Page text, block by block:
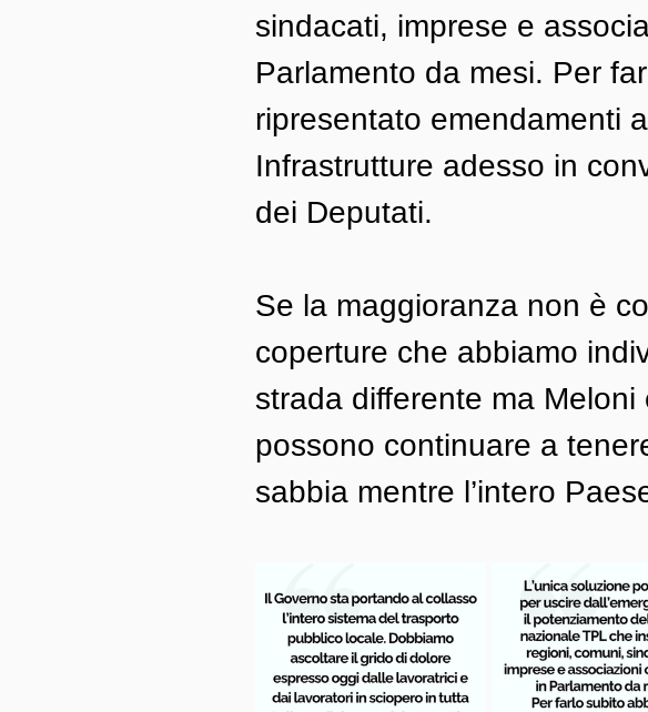
sindacati, imprese e
Parlamento da mesi. Per
ripresentato emendamenti
Infrastrutture adesso in
dei Deputati.
Se la maggioranza non è
coperture che abbiamo
strada differente ma Meloni
possono continuare a
sabbia mentre l’intero